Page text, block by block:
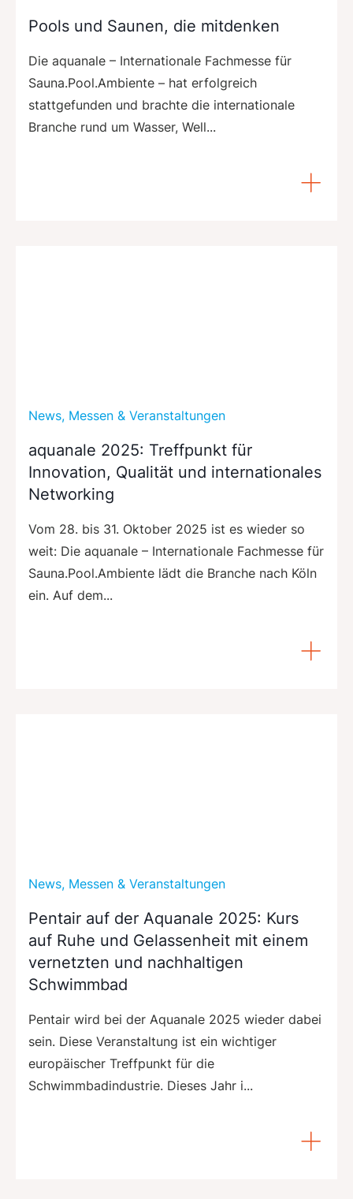
Pools und Saunen, die mitdenken
Die aquanale – Internationale Fachmesse für
Sauna.Pool.Ambiente – hat erfolgreich
stattgefunden und brachte die internationale
Branche rund um Wasser, Well...
News, Messen & Veranstaltungen
aquanale 2025: Treffpunkt für
Innovation, Qualität und internationales
Networking
Vom 28. bis 31. Oktober 2025 ist es wieder so
weit: Die aquanale – Internationale Fachmesse für
Sauna.Pool.Ambiente lädt die Branche nach Köln
ein. Auf dem...
News, Messen & Veranstaltungen
Pentair auf der Aquanale 2025: Kurs
auf Ruhe und Gelassenheit mit einem
vernetzten und nachhaltigen
Schwimmbad
Pentair wird bei der Aquanale 2025 wieder dabei
sein. Diese Veranstaltung ist ein wichtiger
europäischer Treffpunkt für die
Schwimmbadindustrie. Dieses Jahr i...